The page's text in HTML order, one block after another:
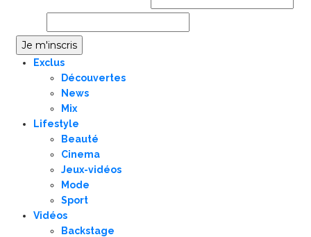
Exclus
Découvertes
News
Mix
Lifestyle
Beauté
Cinema
Jeux-vidéos
Mode
Sport
Vidéos
Backstage